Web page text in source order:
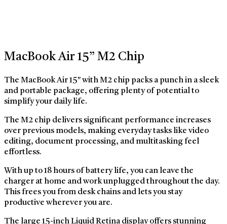
MacBook Air 15” M2 Chip
The MacBook Air 15″ with M2 chip packs a punch in a sleek
and portable package, offering plenty of potential to
simplify your daily life.
The M2 chip delivers significant performance increases
over previous models, making everyday tasks like video
editing, document processing, and multitasking feel
effortless.
With up to 18 hours of battery life, you can leave the
charger at home and work unplugged throughout the day.
This frees you from desk chains and lets you stay
productive wherever you are.
The large 15-inch Liquid Retina display offers stunning